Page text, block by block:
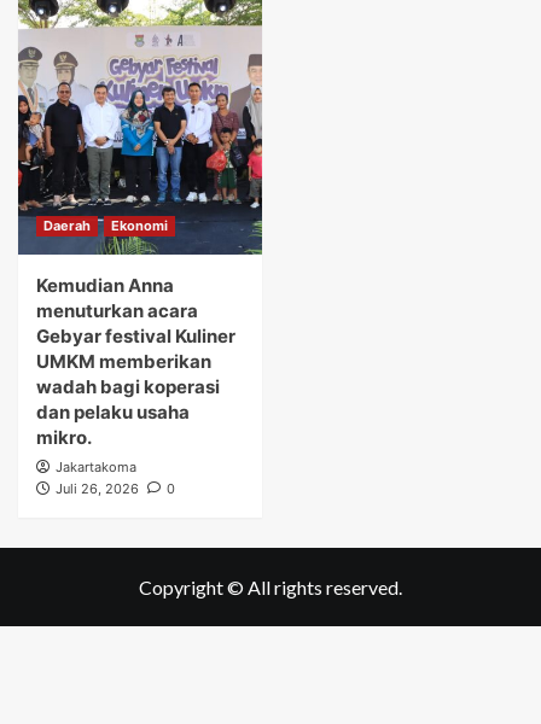
Daerah Ekonomi
Kemudian Anna
menuturkan acara
Gebyar festival Kuliner
UMKM memberikan
wadah bagi koperasi
dan pelaku usaha
mikro.
Jakartakoma
Juli 26, 2026
0
Copyright © All rights reserved.